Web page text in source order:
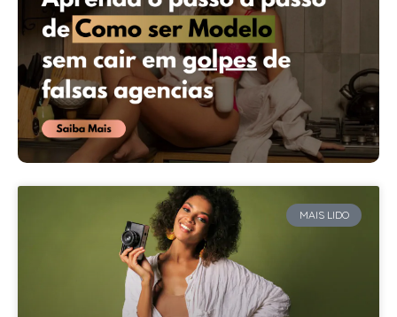
MAIS LIDO